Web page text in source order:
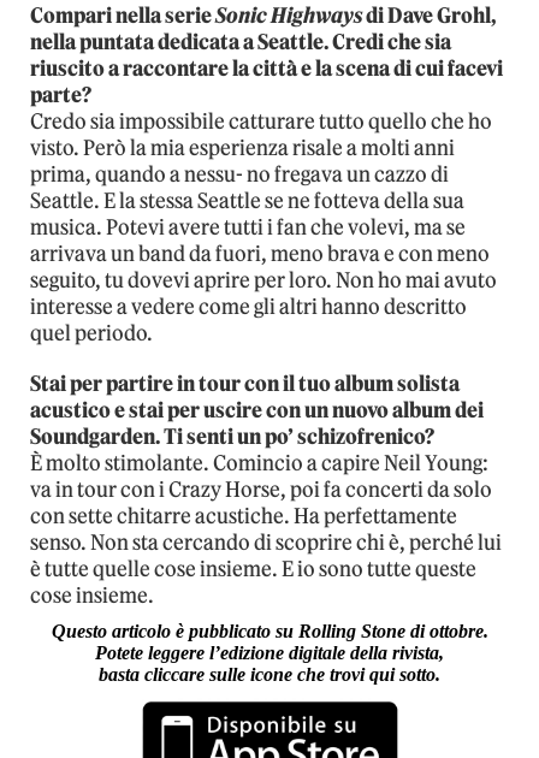
Compari nella serieSonic Highwaysdi Dave Grohl,
nella puntata dedicata a Seattle. Credi che sia
riuscito a raccontare la città e la scena di cui facevi
parte?
Credo sia impossibile catturare tutto quello che ho
visto. Però la mia esperienza risale a molti anni
prima, quando a nessu- no fregava un cazzo di
Seattle. E la stessa Seattle se ne fotteva della sua
musica. Potevi avere tutti i fan che volevi, ma se
arrivava un band da fuori, meno brava e con meno
seguito, tu dovevi aprire per loro. Non ho mai avuto
interesse a vedere come gli altri hanno descritto
quel periodo.
Stai per partire in tour con il tuo album solista
acustico e stai per uscire con un nuovo album dei
Soundgarden. Ti senti un po’ schizofrenico?
È molto stimolante. Comincio a capire Neil Young:
va in tour con i Crazy Horse, poi fa concerti da solo
con sette chitarre acustiche. Ha perfettamente
senso. Non sta cercando di scoprire chi è, perché lui
è tutte quelle cose insieme. E io sono tutte queste
cose insieme.
Questo articolo è pubblicato su Rolling Stone di ottobre.
Potete leggere l’edizione digitale della rivista,
basta cliccare sulle icone che trovi qui sotto.